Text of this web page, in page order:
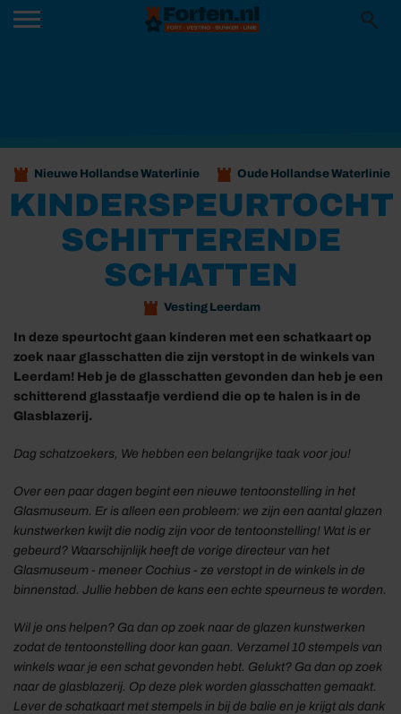
Nieuwe Hollandse Waterlinie Oude Hollandse Waterlinie
KINDERSPEURTOCHT
SCHITTERENDE
SCHATTEN
Vesting Leerdam
In deze speurtocht gaan kinderen met een schatkaart op
zoek naar glasschatten die zijn verstopt in de winkels van
Leerdam! Heb je de glasschatten gevonden dan heb je een
schitterend glasstaafje verdiend die op te halen is in de
Glasblazerij.
Dag schatzoekers, We hebben een belangrijke taak voor jou!
Over een paar dagen begint een nieuwe tentoonstelling in het
Glasmuseum. Er is alleen een probleem: we zijn een aantal glazen
kunstwerken kwijt die nodig zijn voor de tentoonstelling! Wat is er
gebeurd? Waarschijnlijk heeft de vorige directeur van het
Glasmuseum - meneer Cochius - ze verstopt in de winkels in de
binnenstad. Jullie hebben de kans een echte speurneus te worden.
Wil je ons helpen? Ga dan op zoek naar de glazen kunstwerken
zodat de tentoonstelling door kan gaan. Verzamel 10 stempels van
winkels waar je een schat gevonden hebt. Gelukt? Ga dan op zoek
naar de glasblazerij. Op deze plek worden glasschatten gemaakt.
Lever de schatkaart met stempels in bij de balie en je krijgt als dank